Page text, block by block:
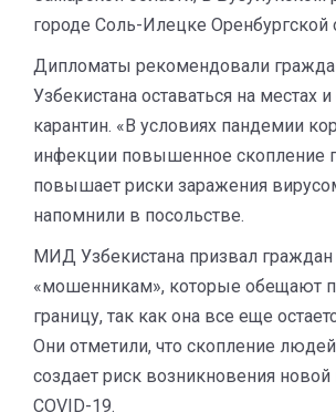
городе Соль-Илецке Оренбургской
Дипломаты рекомендовали
Узбекистана оставаться на местах
карантин. «В условиях пандемии
инфекции повышенное скопление
повышает риски заражения
напомнили в посольстве.
МИД Узбекистана призвал граждан
«мошенникам», которые обещают
границу, так как она все еще
Они отметили, что скопление
создает риск возникновения
COVID-19.